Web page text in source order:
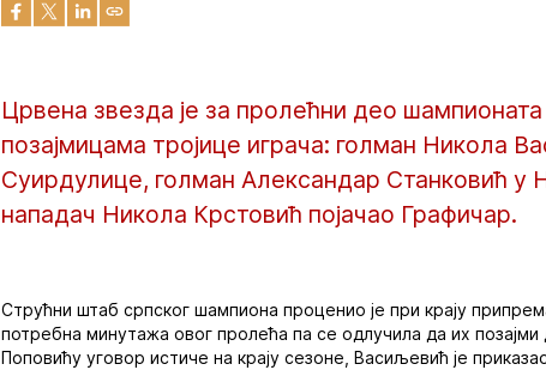
Црвена звезда је за пролећни део
позајмицама тројице играча: голман Никола
Суирдулице, голман Александар Станковић у
нападач Никола Крстовић појачао Графичар.
Струћни штаб српског шампиона проценио је при крају
потребна минутажа овог пролећа па се одлучила да их
Поповићу уговор истиче на крају сезоне, Васиљевић је